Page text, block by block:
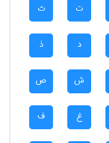
ت ث
د ذ
ش ص
غ ف